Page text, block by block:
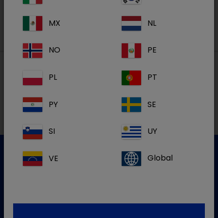
Lokalne adrese
korisnike
MX NL
NO PE
PL PT
PY SE
SI UY
VE Global